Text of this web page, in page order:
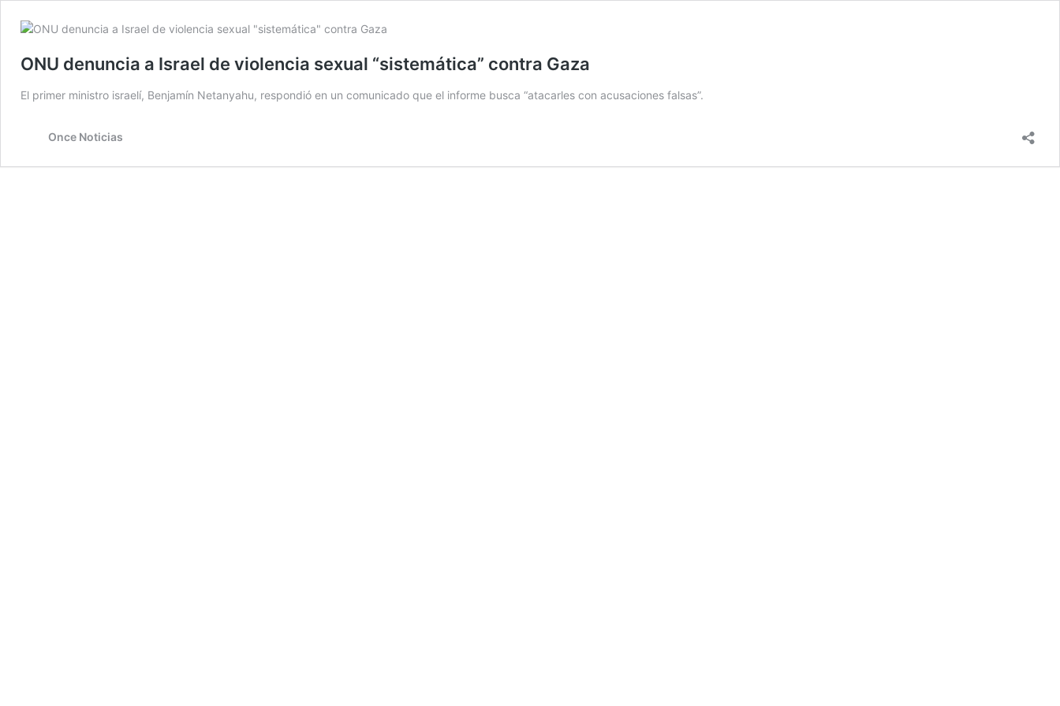
ONU denuncia a Israel de violencia sexual “sistemática” contra Gaza
El primer ministro israelí, Benjamín Netanyahu, respondió en un comunicado que el informe busca “atacarles con acusaciones falsas”.
Once Noticias